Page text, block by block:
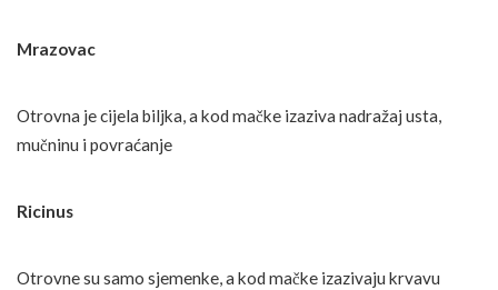
Mrazovac
Otrovna je cijela biljka, a kod mačke izaziva nadražaj usta,
mučninu i povraćanje
Ricinus
Otrovne su samo sjemenke, a kod mačke izazivaju krvavu